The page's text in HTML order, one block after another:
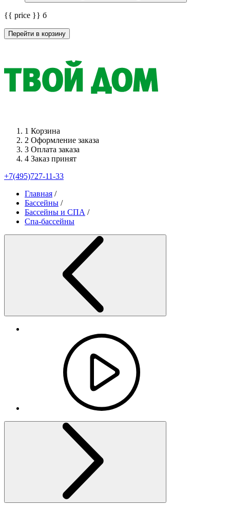
{{ price }} б
Перейти в корзину
1 Корзина
2 Оформление заказа
3 Оплата заказа
4 Заказ принят
+7(495)727-11-33
Главная /
Бассейны /
Бассейны и СПА /
Спа-бассейны